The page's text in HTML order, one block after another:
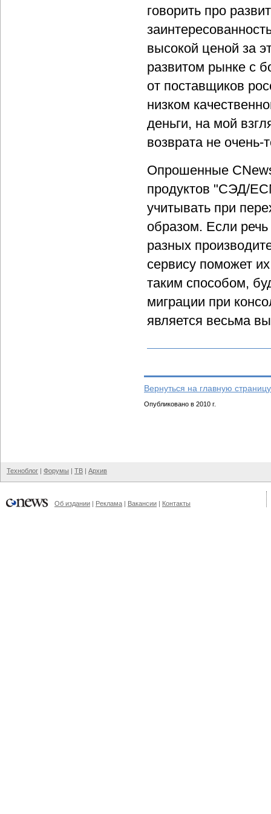
говорить про
высокой ценой за
развитом рынке с
от поставщиков
низком
деньги, на мой
возврата не
Опрошенные
продуктов "СЭД/
учитывать при
образом. Если
разных
сервису поможет
таким способом,
миграции при
является весьма
Вернуться на главную
Опубликовано в 2010 г.
Техноблог | Форумы | ТВ | Архив
Об издании | Реклама | Вакансии | Контакты